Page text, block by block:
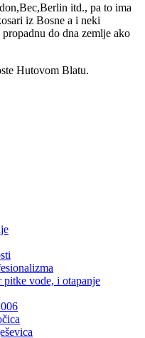
itd., pa to ima
iz Bosne a i neki
do dna zemlje ako
Hutovom Blatu.
vode, i otapanje